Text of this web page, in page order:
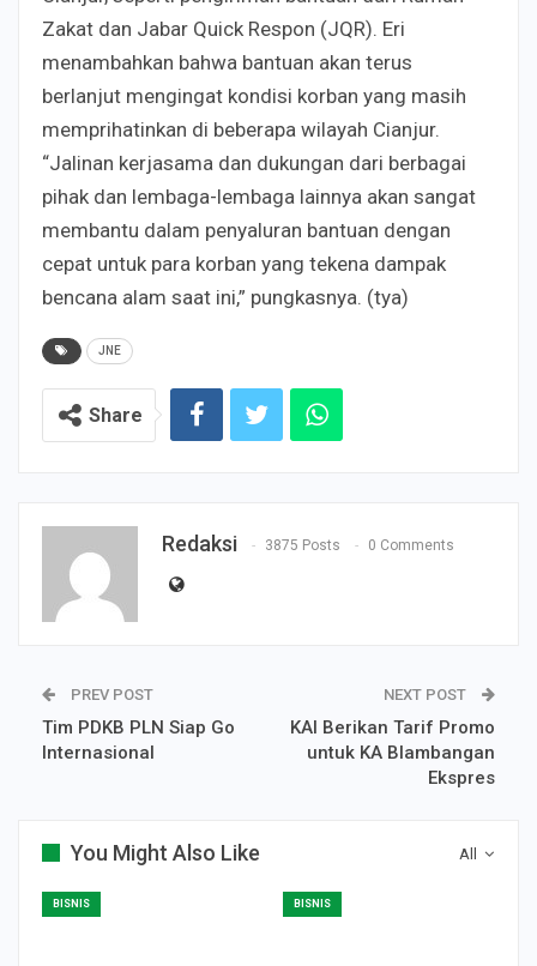
Zakat dan Jabar Quick Respon (JQR). Eri
menambahkan bahwa bantuan akan terus
berlanjut mengingat kondisi korban yang masih
memprihatinkan di beberapa wilayah Cianjur.
“Jalinan kerjasama dan dukungan dari berbagai
pihak dan lembaga-lembaga lainnya akan sangat
membantu dalam penyaluran bantuan dengan
cepat untuk para korban yang tekena dampak
bencana alam saat ini,” pungkasnya. (tya)
JNE
Share
Redaksi 3875 Posts 0 Comments
PREV POST
Tim PDKB PLN Siap Go
Internasional
NEXT POST
KAI Berikan Tarif Promo
untuk KA Blambangan
Ekspres
All
You Might Also Like
BISNIS BISNIS